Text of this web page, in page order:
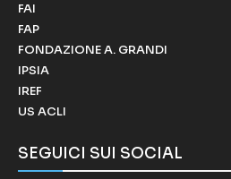
FAI
FAP
FONDAZIONE A. GRANDI
IPSIA
IREF
US ACLI
SEGUICI SUI SOCIAL